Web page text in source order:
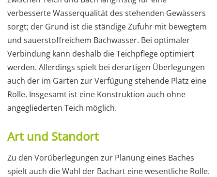
verbesserte Wasserqualität des stehenden Gewässers
sorgt; der Grund ist die ständige Zufuhr mit bewegtem
und sauerstoffreichem Bachwasser. Bei optimaler
Verbindung kann deshalb die Teichpflege optimiert
werden. Allerdings spielt bei derartigen Überlegungen
auch der im Garten zur Verfügung stehende Platz eine
Rolle. Insgesamt ist eine Konstruktion auch ohne
angegliederten Teich möglich.
Art und Standort
Zu den Vorüberlegungen zur Planung eines Baches
spielt auch die Wahl der Bachart eine wesentliche Rolle.